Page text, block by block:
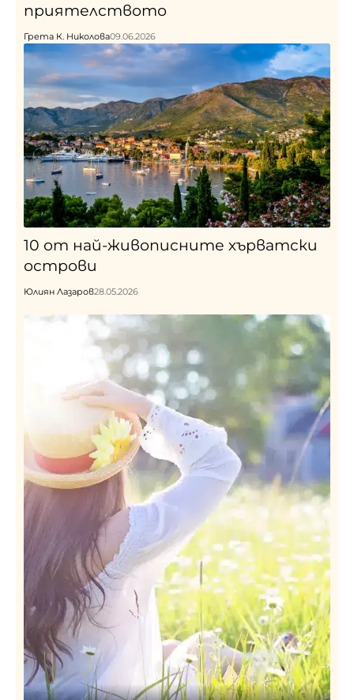
приятелството
Грета К. Николова09.06.2026
10 от най-живописните хърватски
острови
Юлиян Лазаров28.05.2026